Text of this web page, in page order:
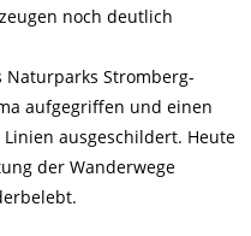
noch deutlich
Naturparks Stromberg-
aufgegriffen und einen
ausgeschildert. Heute
der Wanderwege